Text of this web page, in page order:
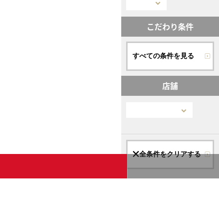
こだわり条件
すべての条件を見る
店舗
全条件をクリアする